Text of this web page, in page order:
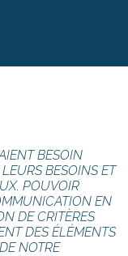
BESOIN
BESOINS ET
POUVOIR
EN
DE CRITÈRES
DES ÉLÉMENTS
NOTRE